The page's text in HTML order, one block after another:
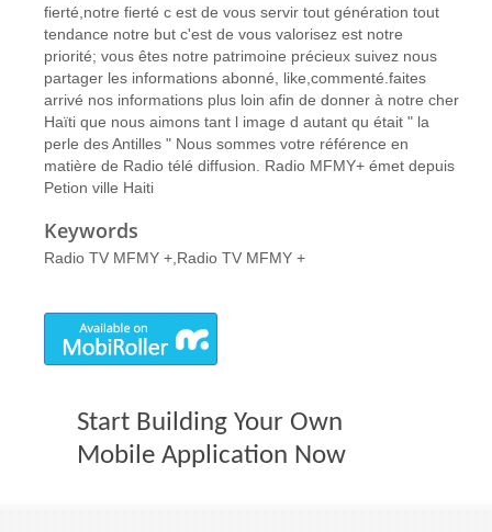
fierté,notre fierté c est de vous servir tout génération tout
tendance notre but c'est de vous valorisez est notre
priorité; vous êtes notre patrimoine précieux suivez nous
partager les informations abonné, like,commenté.faites
arrivé nos informations plus loin afin de donner à notre cher
Haïti que nous aimons tant l image d autant qu était " la
perle des Antilles " Nous sommes votre référence en
matière de Radio télé diffusion. Radio MFMY+ émet depuis
Petion ville Haiti
Keywords
Radio TV MFMY +,Radio TV MFMY +
Start Building Your Own
Mobile Application Now